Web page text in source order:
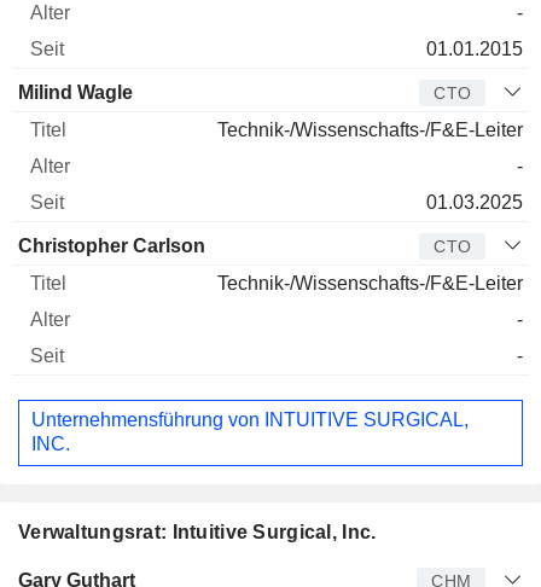
-
01.01.2015
Milind Wagle CTO
Technik-/Wissenschafts-/F&E-Leiter
-
01.03.2025
Christopher Carlson CTO
Technik-/Wissenschafts-/F&E-Leiter
-
-
Unternehmensführung von INTUITIVE SURGICAL,
INC.
Verwaltungsrat: Intuitive Surgical, Inc.
Verwaltungsratsmitglied
Gary Guthart CHM